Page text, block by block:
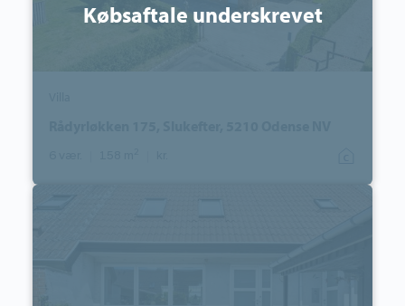
Købsaftale underskrevet